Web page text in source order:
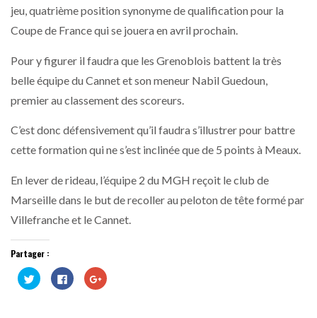
jeu, quatrième position synonyme de qualification pour la
Coupe de France qui se jouera en avril prochain.
Pour y figurer il faudra que les Grenoblois battent la très
belle équipe du Cannet et son meneur Nabil Guedoun,
premier au classement des scoreurs.
C’est donc défensivement qu’il faudra s’illustrer pour battre
cette formation qui ne s’est inclinée que de 5 points à Meaux.
En lever de rideau, l’équipe 2 du MGH reçoit le club de
Marseille dans le but de recoller au peloton de tête formé par
Villefranche et le Cannet.
Partager :
Cliquez
pour
partager
Cliquez
pour
partager
Cliquez
pour